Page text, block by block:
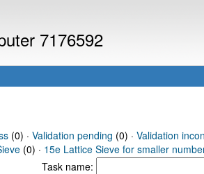
7176592
(0) · Validation pending (0) · Validation
(0) · 15e Lattice Sieve for smaller
Task name: